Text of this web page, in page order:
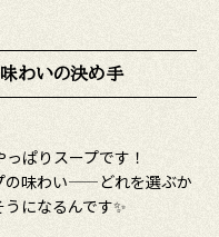
わいの決め手
ぱりスープです！
の味わい――どれを選ぶか
になるんです✨